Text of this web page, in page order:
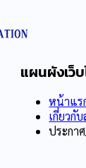
แผนผังเว็
หน้าแร
เกี่ยวกั
ประกา